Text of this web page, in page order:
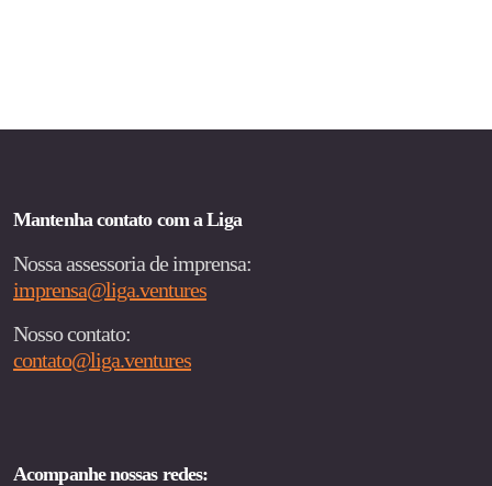
Mantenha contato com a Liga
Nossa assessoria de imprensa:
imprensa@liga.ventures
Nosso contato:
contato@liga.ventures
Acompanhe nossas redes: